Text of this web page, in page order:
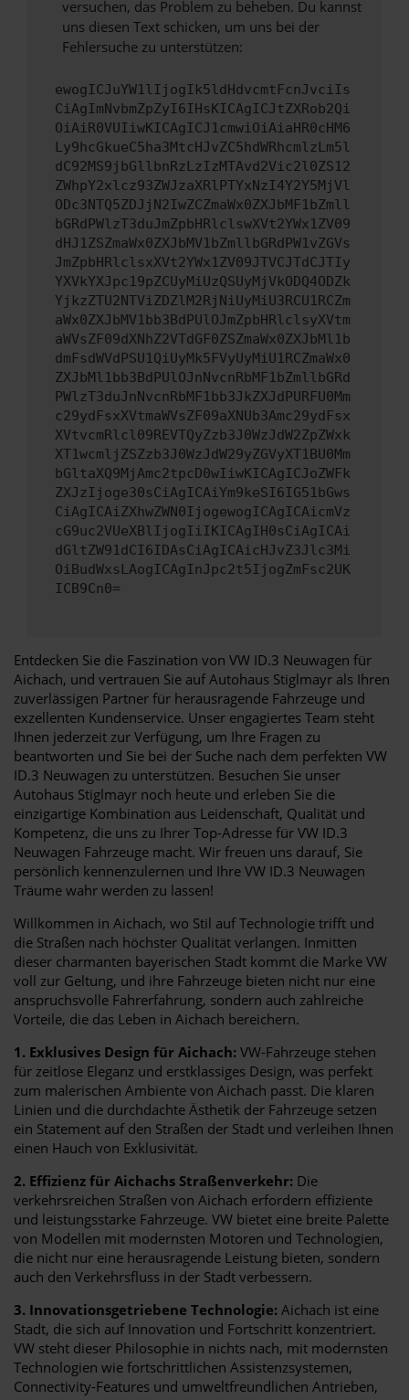
versuchen, das Problem zu beheben. Du kannst
uns diesen Text schicken, um uns bei der
Fehlersuche zu unterstützen:
ewogICJuYW1lIjogIk5ldHdvcmtFcnJvciIs
CiAgImNvbmZpZyI6IHsKICAgICJtZXRob2Qi
OiAiR0VUIiwKICAgICJ1cmwiOiAiaHR0cHM6
Ly9hcGkueC5ha3MtcHJvZC5hdWRhcmlzLm5l
dC92MS9jbGllbnRzLzIzMTAvd2Vic2l0ZS12
ZWhpY2xlcz93ZWJzaXRlPTYxNzI4Y2Y5MjVl
ODc3NTQ5ZDJjN2IwZCZmaWx0ZXJbMF1bZmll
bGRdPWlzT3duJmZpbHRlclswXVt2YWx1ZV09
dHJ1ZSZmaWx0ZXJbMV1bZmllbGRdPW1vZGVs
JmZpbHRlclsxXVt2YWx1ZV09JTVCJTdCJTIy
YXVkYXJpc19pZCUyMiUzQSUyMjVkODQ4ODZk
YjkzZTU2NTViZDZlM2RjNiUyMiU3RCU1RCZm
aWx0ZXJbMV1bb3BdPUlOJmZpbHRlclsyXVtm
aWVsZF09dXNhZ2VTdGF0ZSZmaWx0ZXJbMl1b
dmFsdWVdPSU1QiUyMk5FVyUyMiU1RCZmaWx0
ZXJbMl1bb3BdPUlOJnNvcnRbMF1bZmllbGRd
PWlzT3duJnNvcnRbMF1bb3JkZXJdPURFU0Mm
c29ydFsxXVtmaWVsZF09aXNUb3Amc29ydFsx
XVtvcmRlcl09REVTQyZzb3J0WzJdW2ZpZWxk
XT1wcmljZSZzb3J0WzJdW29yZGVyXT1BU0Mm
bGltaXQ9MjAmc2tpcD0wIiwKICAgICJoZWFk
ZXJzIjoge30sCiAgICAiYm9keSI6IG51bGws
CiAgICAiZXhwZWN0IjogewogICAgICAicmVz
cG9uc2VUeXBlIjogIiIKICAgIH0sCiAgICAi
dGltZW91dCI6IDAsCiAgICAicHJvZ3Jlc3Mi
OiBudWxsLAogICAgInJpc2t5IjogZmFsc2UK
ICB9Cn0=
Entdecken Sie die Faszination von VW ID.3 Neuwagen für
Aichach, und vertrauen Sie auf Autohaus Stiglmayr als Ihren
zuverlässigen Partner für herausragende Fahrzeuge und
exzellenten Kundenservice. Unser engagiertes Team steht
Ihnen jederzeit zur Verfügung, um Ihre Fragen zu
beantworten und Sie bei der Suche nach dem perfekten VW
ID.3 Neuwagen zu unterstützen. Besuchen Sie unser
Autohaus Stiglmayr noch heute und erleben Sie die
einzigartige Kombination aus Leidenschaft, Qualität und
Kompetenz, die uns zu Ihrer Top-Adresse für VW ID.3
Neuwagen Fahrzeuge macht. Wir freuen uns darauf, Sie
persönlich kennenzulernen und Ihre VW ID.3 Neuwagen
Träume wahr werden zu lassen!
Willkommen in Aichach, wo Stil auf Technologie trifft und
die Straßen nach höchster Qualität verlangen. Inmitten
dieser charmanten bayerischen Stadt kommt die Marke VW
voll zur Geltung, und ihre Fahrzeuge bieten nicht nur eine
anspruchsvolle Fahrerfahrung, sondern auch zahlreiche
Vorteile, die das Leben in Aichach bereichern.
1. Exklusives Design für Aichach: VW-Fahrzeuge stehen
für zeitlose Eleganz und erstklassiges Design, was perfekt
zum malerischen Ambiente von Aichach passt. Die klaren
Linien und die durchdachte Ästhetik der Fahrzeuge setzen
ein Statement auf den Straßen der Stadt und verleihen Ihnen
einen Hauch von Exklusivität.
2. Effizienz für Aichachs Straßenverkehr: Die
verkehrsreichen Straßen von Aichach erfordern effiziente
und leistungsstarke Fahrzeuge. VW bietet eine breite Palette
von Modellen mit modernsten Motoren und Technologien,
die nicht nur eine herausragende Leistung bieten, sondern
auch den Verkehrsfluss in der Stadt verbessern.
3. Innovationsgetriebene Technologie: Aichach ist eine
Stadt, die sich auf Innovation und Fortschritt konzentriert.
VW steht dieser Philosophie in nichts nach, mit modernsten
Technologien wie fortschrittlichen Assistenzsystemen,
Connectivity-Features und umweltfreundlichen Antrieben,